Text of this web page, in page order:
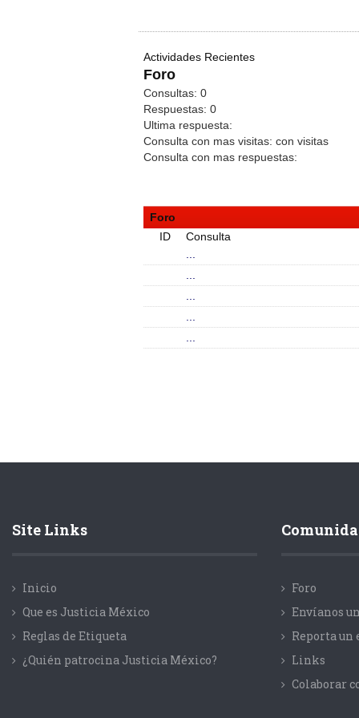
Actividades Recientes
Foro
Consultas: 0
Respuestas: 0
Ultima respuesta:
Consulta con mas visitas: con visitas
Consulta con mas respuestas:
Foro
ID
Consulta
Site Links
Inicio
Que es Justicia México
Reglas de Etiqueta
¿Quién patrocina Justicia México?
Foro
Envíanos
Reporta un
Links
Colaborar